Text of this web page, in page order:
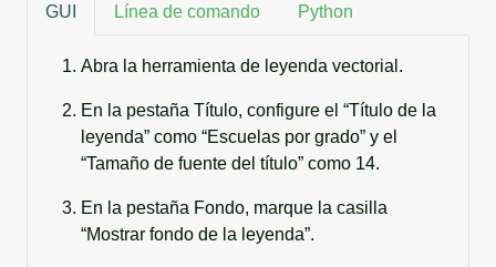
GUI Línea de comando Python
Abra la herramienta de leyenda vectorial.
En la pestaña Título, configure el “Título de la
leyenda” como “Escuelas por grado” y el
“Tamaño de fuente del título” como 14.
En la pestaña Fondo, marque la casilla
“Mostrar fondo de la leyenda”.